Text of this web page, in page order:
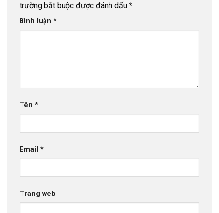
trường bắt buộc được đánh dấu *
Bình luận *
Tên *
Email *
Trang web